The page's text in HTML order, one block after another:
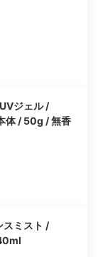
ジェル /
体 / 50g / 無香
スミスト /